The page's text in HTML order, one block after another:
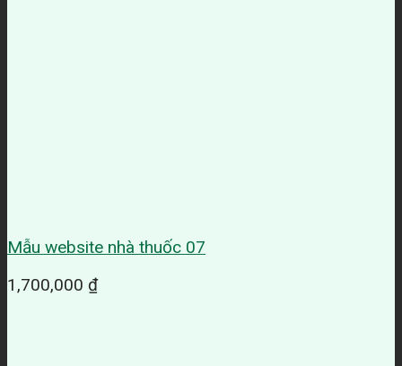
Mẫu website nhà thuốc 07
1,700,000 ₫